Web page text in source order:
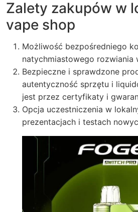
Zalety zakupów w
vape shop
Możliwość bezpośredniego
natychmiastowego rozwiania
Bezpieczne i sprawdzone
autentyczność sprzętu i
jest przez certyfikaty i
Opcja uczestniczenia w
prezentacjach i testach